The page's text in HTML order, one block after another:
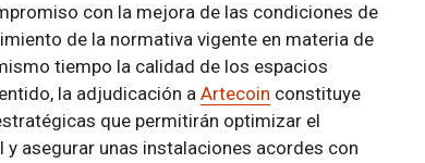
con la mejora de las condiciones de
de la normativa vigente en materia de
tiempo la calidad de los espacios
la adjudicación a Artecoin constituye
que permitirán optimizar el
asegurar unas instalaciones acordes con